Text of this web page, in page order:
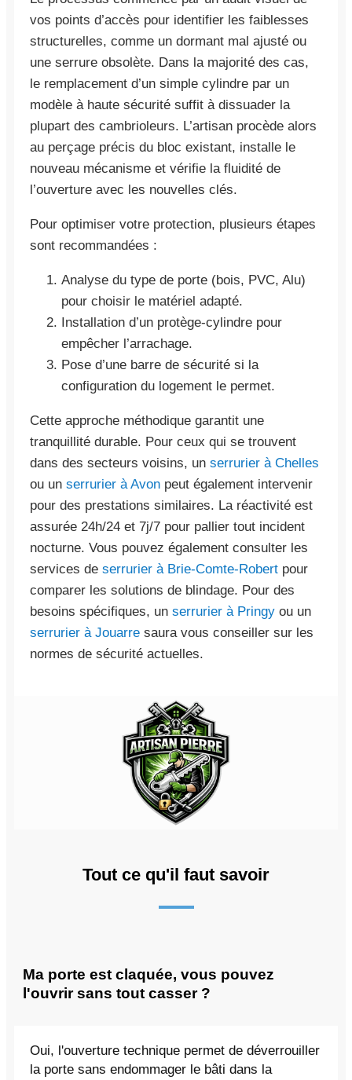
vos points d’accès pour identifier les faiblesses
structurelles, comme un dormant mal ajusté ou
une serrure obsolète. Dans la majorité des cas,
le remplacement d’un simple cylindre par un
modèle à haute sécurité suffit à dissuader la
plupart des cambrioleurs. L’artisan procède alors
au perçage précis du bloc existant, installe le
nouveau mécanisme et vérifie la fluidité de
l’ouverture avec les nouvelles clés.
Pour optimiser votre protection, plusieurs étapes
sont recommandées :
Analyse du type de porte (bois, PVC, Alu)
pour choisir le matériel adapté.
Installation d’un protège-cylindre pour
empêcher l’arrachage.
Pose d’une barre de sécurité si la
configuration du logement le permet.
Cette approche méthodique garantit une
tranquillité durable. Pour ceux qui se trouvent
dans des secteurs voisins, un serrurier à Chelles
ou un serrurier à Avon peut également intervenir
pour des prestations similaires. La réactivité est
assurée 24h/24 et 7j/7 pour pallier tout incident
nocturne. Vous pouvez également consulter les
services de serrurier à Brie-Comte-Robert pour
comparer les solutions de blindage. Pour des
besoins spécifiques, un serrurier à Pringy ou un
serrurier à Jouarre saura vous conseiller sur les
normes de sécurité actuelles.
Tout ce qu'il faut savoir
Ma porte est claquée, vous pouvez
l'ouvrir sans tout casser ?
Oui, l'ouverture technique permet de déverrouiller
la porte sans endommager le bâti dans la